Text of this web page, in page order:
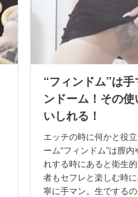
“フィンドム”は
ンドーム！その
いしれる！
エッチの時に何かと役
ーム“フィンドム”は膣
れする時にあると衛生
者もセフレと楽しむ時
寧に手マン。生でする